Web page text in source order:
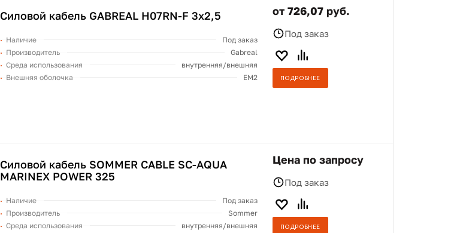
Силовой кабель GABREAL H07RN-F 3x2,5
Наличие
Под заказ
Производитель
Gabreal
Среда использования
внутренняя/внешняя
Внешняя оболочка
ЕМ2
от 726,07 руб.
Под заказ
ПОДРОБНЕЕ
Силовой кабель SOMMER CABLE SC-AQUA
MARINEX POWER 325
Наличие
Под заказ
Производитель
Sommer
Среда использования
внутренняя/внешняя
Цена по запросу
Под заказ
ПОДРОБНЕЕ